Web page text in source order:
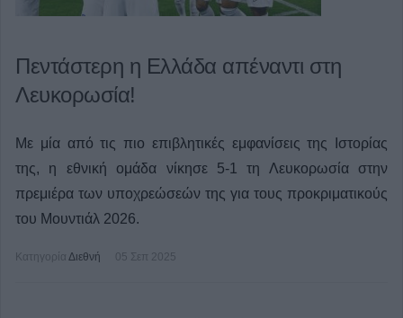
Πεντάστερη η Ελλάδα απέναντι στη
Λευκορωσία!
Με μία από τις πιο επιβλητικές εμφανίσεις της Ιστορίας
της, η εθνική ομάδα νίκησε 5-1 τη Λευκορωσία στην
πρεμιέρα των υποχρεώσεών της για τους προκριματικούς
του Μουντιάλ 2026.
Κατηγορία Διεθνή 05 Σεπ 2025